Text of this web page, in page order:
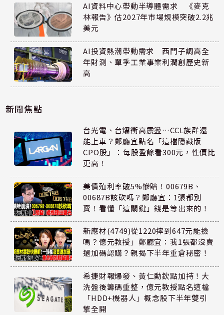
AI資料中心帶動半導體需求 《麥克
林報告》估2027年市場規模突破2.2兆
美元
AI投資熱潮帶動需求 西門子調高全
年財測、單季工業事業利潤創歷史新
高
新聞焦點
台光電、台燿衝高震盪…CCL族群還
能上車？鄭廳宜點名「這檔隱藏版
CPO股」：每股盈餘看300元，性價比
更高！
美債殖利率破5%慘賠！00679B、
00687B該砍嗎？鄭廳宜：1張都別
賣！看懂「這關鍵」錢是等出來的！
新應材(4749)從1220摔到647元能撿
嗎？億元教授」鄭廳宜：我1張都沒賣
還加碼認購？親揭下半年重倉秘密！
希捷財報爆發、黃仁勳欽點加持！大
洗盤後籌碼重整，億元教授點名這檔
「HDD+機器人」概念股下半年雙引
擎全開